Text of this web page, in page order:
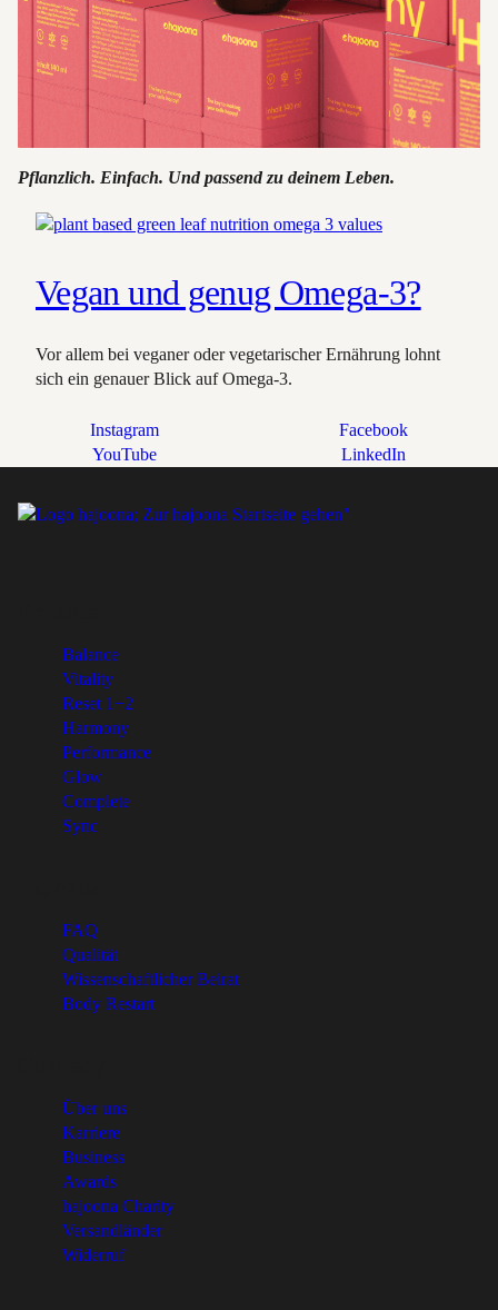
Pflanzlich. Einfach. Und passend zu deinem Leben.
Vegan und genug Omega-3?
Vor allem bei veganer oder vegetarischer Ernährung lohnt
sich ein genauer Blick auf Omega-3.
Instagram
Facebook
YouTube
LinkedIn
Balance
Vitality
Reset 1+2
Harmony
Performance
Glow
Complete
Sync
FAQ
Qualität
Wissenschaftlicher Beirat
Body Restart
Über uns
Karriere
Business
Awards
hajoona Charity
Versandländer
Widerruf